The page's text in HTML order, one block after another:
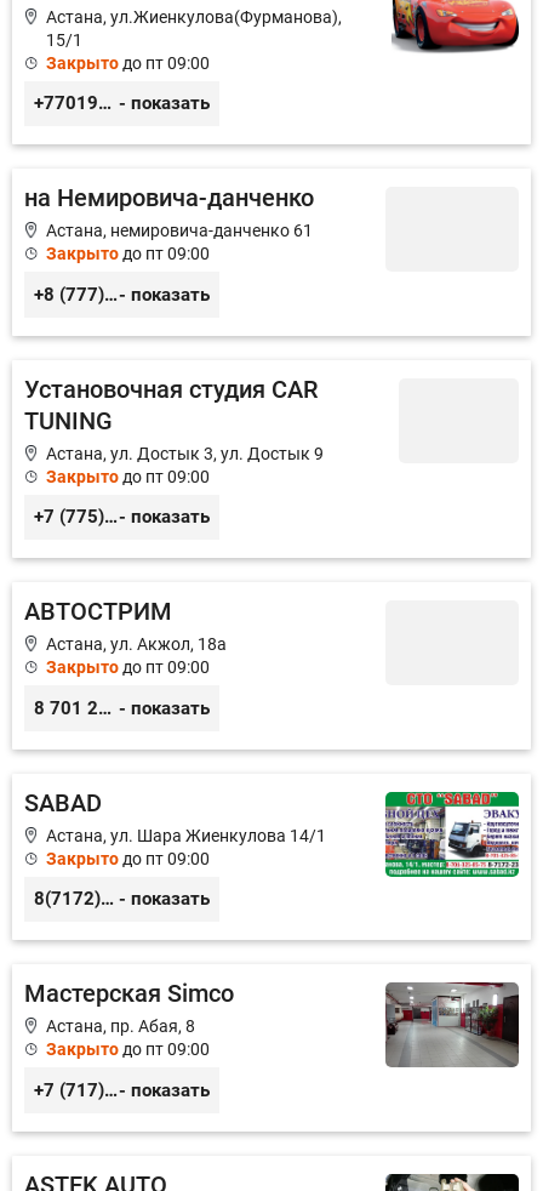
Астана, ул.Жиенкулова(Фурманова),
15/1
Закрыто до пт 09:00
+77019984393 - показать
на Немировича-данченко
Астана, немировича-данченко 61
Закрытодо пт 09:00
+8 (777) 361-24-66, +8 (701) 356-11-22, +8 (727) 247-46-64- показать
Установочная студия CAR
TUNING
Астана, ул. Достык 3, ул. Достык 9
Закрыто до пт 09:00
+7 (775) 517-53-75, + 7 (701) 707-07-22- показать
АВТОСТРИМ
Астана, ул. Акжол, 18а
Закрытодо пт 09:00
8 701 281 19 63 - показать
SABAD
Астана, ул. Шара Жиенкулова 14/1
Закрыто до пт 09:00
8(7172)433-155 - показать
Мастерская Simco
Астана, пр. Абая, 8
Закрытодо пт 09:00
+7 (717) 248-12-39- показать
ASTEK AUTO